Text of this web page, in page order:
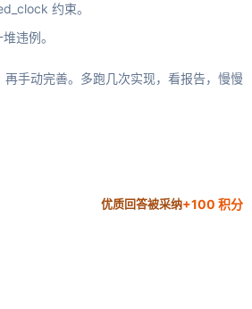
约束。
违例。
手动完善。多跑几次实现，看报告，慢慢
优质回答被采纳+100 积分